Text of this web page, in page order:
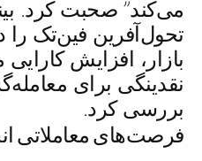
می‌کند” صحبت کرد.
تحول‌آفرین فین‌تک را
بازار، افزایش
نقدینگی برای
بررسی کرد.
فرصت‌های معاملاتی